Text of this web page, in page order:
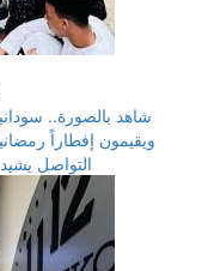
شاهد بالصورة..
ويقيمون إفطاراً
التواصل